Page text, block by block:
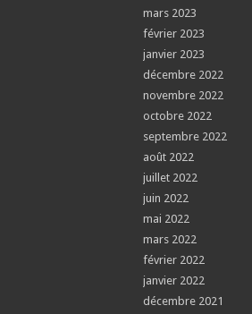
mars 2023
février 2023
janvier 2023
décembre 2022
novembre 2022
octobre 2022
septembre 2022
août 2022
juillet 2022
juin 2022
mai 2022
mars 2022
février 2022
janvier 2022
décembre 2021